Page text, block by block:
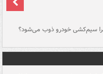
سیم‌کشی خودرو ذوب می‌شود؟